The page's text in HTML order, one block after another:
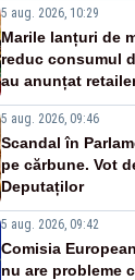
5 aug. 2026, 10:29
Marile lanțuri de
reduc consumul
au anunțat
5 aug. 2026, 09:46
Scandal în
pe cărbune. Vot
Deputaților
5 aug. 2026, 09:42
Comisia
nu are probleme